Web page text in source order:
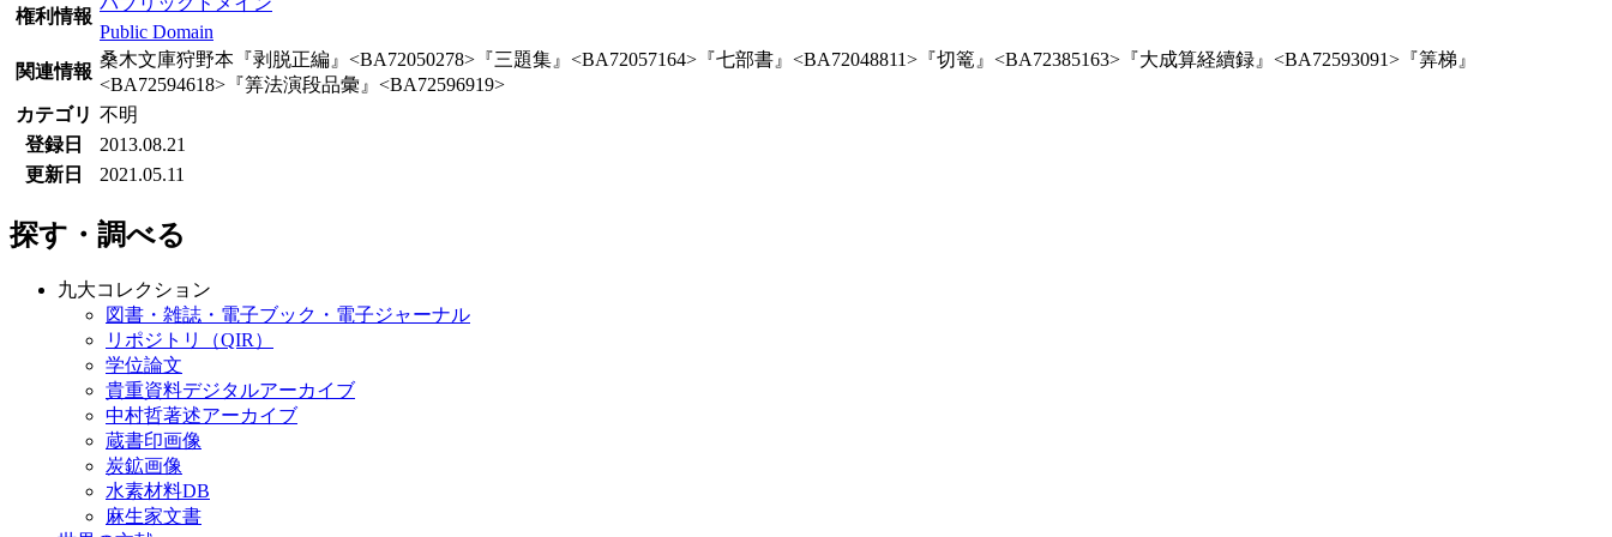
権利情報
Public Domain
関連情報
桑木文庫狩野本『剥脱正編』<BA72050278>『三題集』<BA72057164>『七部書』<BA72048811>『切篭』<BA72385163>『大成算経續録』<BA72593091>『筭梯』
<BA72594618>『筭法演段品彙』<BA72596919>
カテゴリ 不明
登録日
2013.08.21
更新日
2021.05.11
探す・調べる
九大コレクション
図書・雑誌・電子ブック・電子ジャーナル
リポジトリ（QIR）
学位論文
貴重資料デジタルアーカイブ
中村哲著述アーカイブ
蔵書印画像
炭鉱画像
水素材料DB
麻生家文書